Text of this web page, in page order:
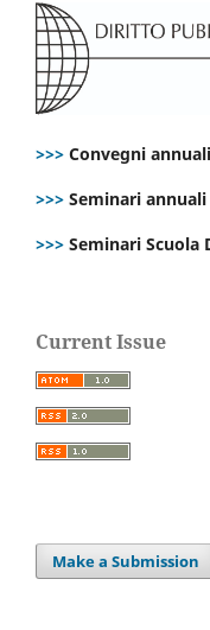
>>> Convegni
>>> Seminari annuali
>>> Seminari Scuola
Current Issue
Make a Submission